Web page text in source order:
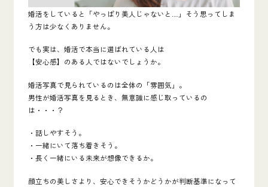
婚活をしていると「やっぱり美人じゃないと…」そう思ってしま
う方は少なくありません。
でも実は、婚活で本当に選ばれている人は
【安心感】のある人ではないでしょうか。
婚活写真で見られているのは全体の「雰囲気」。
男性が婚活写真を見るとき、無意識に感じ取っているの
は・・・？
・話しやすそう。
・一緒にいて落ち着きそう。
・長く一緒にいる未来が想像できるか。
顔立ちの美しさより、安心できそうかどうかが判断基準になって